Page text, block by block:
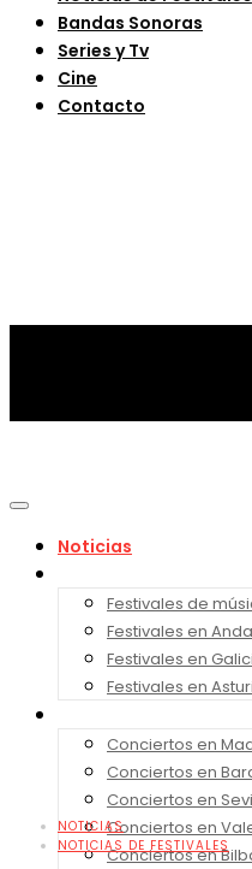
Bandas Sonoras
Series y Tv
Cine
Contacto
Noticias
Festivales de
Festivales en
Festivales en
Festivales en
Conciertos en
Conciertos en
Conciertos en
Conciertos en
Conciertos en
NOTICIAS
NOTICIAS DE FESTIVALES